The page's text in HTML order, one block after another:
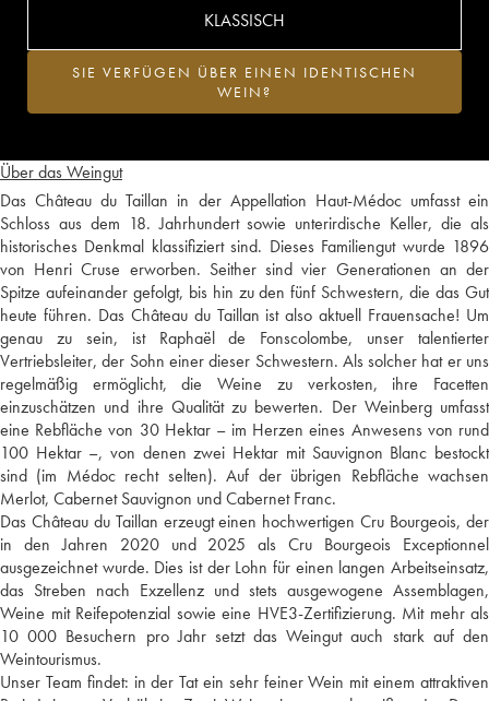
Über das Weingut
Das Château du Taillan in der Appellation Haut-Médoc umfasst ein
Schloss aus dem 18. Jahrhundert sowie unterirdische Keller, die als
historisches Denkmal klassifiziert sind. Dieses Familiengut wurde 1896
von Henri Cruse erworben. Seither sind vier Generationen an der
Spitze aufeinander gefolgt, bis hin zu den fünf Schwestern, die das Gut
heute führen. Das Château du Taillan ist also aktuell Frauensache! Um
genau zu sein, ist Raphaël de Fonscolombe, unser talentierter
Vertriebsleiter, der Sohn einer dieser Schwestern. Als solcher hat er uns
regelmäßig ermöglicht, die Weine zu verkosten, ihre Facetten
einzuschätzen und ihre Qualität zu bewerten. Der Weinberg umfasst
eine Rebfläche von 30 Hektar – im Herzen eines Anwesens von rund
100 Hektar –, von denen zwei Hektar mit Sauvignon Blanc bestockt
sind (im Médoc recht selten). Auf der übrigen Rebfläche wachsen
Merlot, Cabernet Sauvignon und Cabernet Franc.
Das Château du Taillan erzeugt einen hochwertigen Cru Bourgeois, der
in den Jahren 2020 und 2025 als Cru Bourgeois Exceptionnel
ausgezeichnet wurde. Dies ist der Lohn für einen langen Arbeitseinsatz,
das Streben nach Exzellenz und stets ausgewogene Assemblagen,
Weine mit Reifepotenzial sowie eine HVE3-Zertifizierung. Mit mehr als
10 000 Besuchern pro Jahr setzt das Weingut auch stark auf den
Weintourismus.
Unser Team findet: in der Tat ein sehr feiner Wein mit einem attraktiven
KLASSISCH
SIE VERFÜGEN ÜBER EINEN IDENTISCHEN
WEIN?